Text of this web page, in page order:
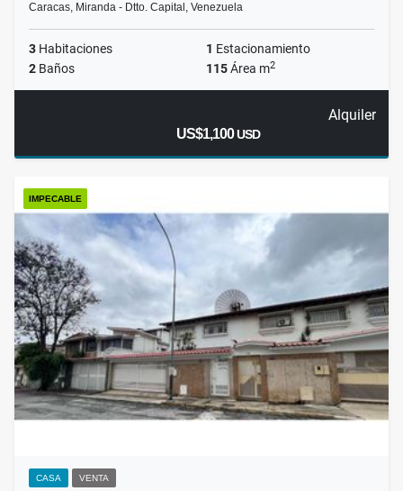
Caracas, Miranda - Dtto. Capital, Venezuela
3 Habitaciones 1 Estacionamiento
2 Baños 115Área m2
Alquiler
US$1,100USD
IMPECABLE
CASA VENTA